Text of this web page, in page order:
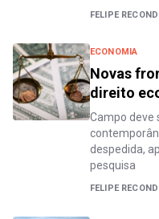
FELIPE
ECONOMIA
Novas
direito
Campo deve
despedida,
pesquisa
FELIPE